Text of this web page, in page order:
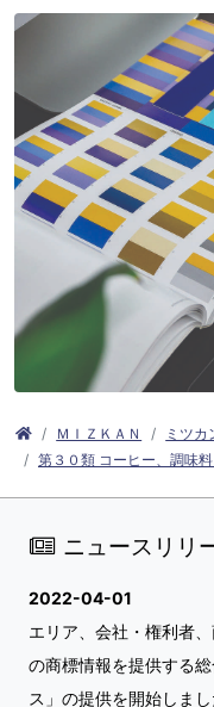
ＭＩＺＫＡＮ ミツカ
第３０類 コーヒー、調味
ニュースリリ
2022-04-01
エリア、会社・権利者
の商標情報を提供する
ス」の提供を開始しまし